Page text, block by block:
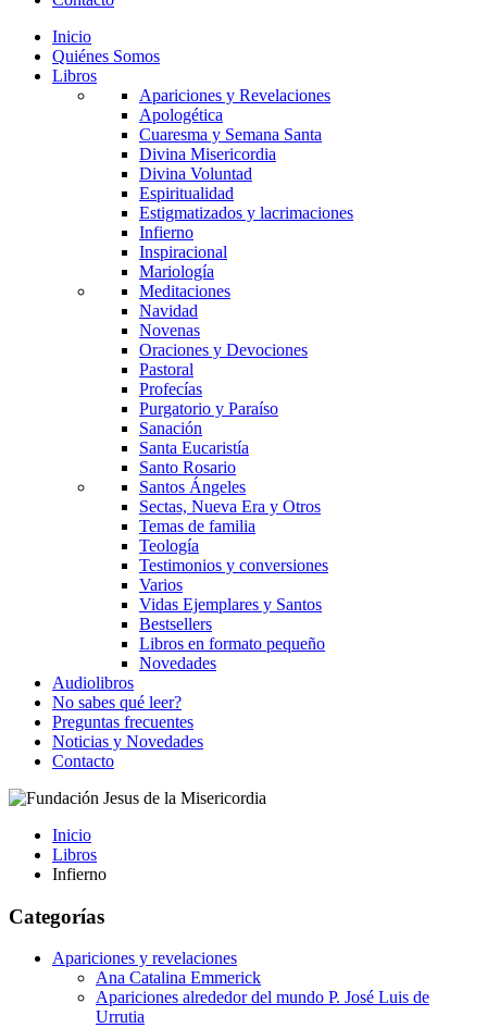
Inicio
Quiénes Somos
Libros
Apariciones y Revelaciones
Apologética
Cuaresma y Semana Santa
Divina Misericordia
Divina Voluntad
Espiritualidad
Estigmatizados y lacrimaciones
Infierno
Inspiracional
Mariología
Meditaciones
Navidad
Novenas
Oraciones y Devociones
Pastoral
Profecías
Purgatorio y Paraíso
Sanación
Santa Eucaristía
Santo Rosario
Santos Ángeles
Sectas, Nueva Era y Otros
Temas de familia
Teología
Testimonios y conversiones
Varios
Vidas Ejemplares y Santos
Bestsellers
Libros en formato pequeño
Novedades
Audiolibros
No sabes qué leer?
Preguntas frecuentes
Noticias y Novedades
Contacto
Inicio
Libros
Infierno
Categorías
Apariciones y revelaciones
Ana Catalina Emmerick
Apariciones alrededor del mundo P. José Luis de
Urrutia